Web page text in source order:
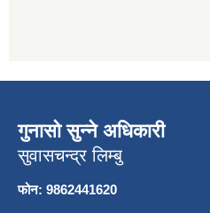
गुनासो सुन्ने अधिकारी
सुवासचन्द्र लिम्बु
फोन: 9862441620